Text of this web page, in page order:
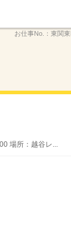
お仕事No.： 東関
場所：越谷レ...